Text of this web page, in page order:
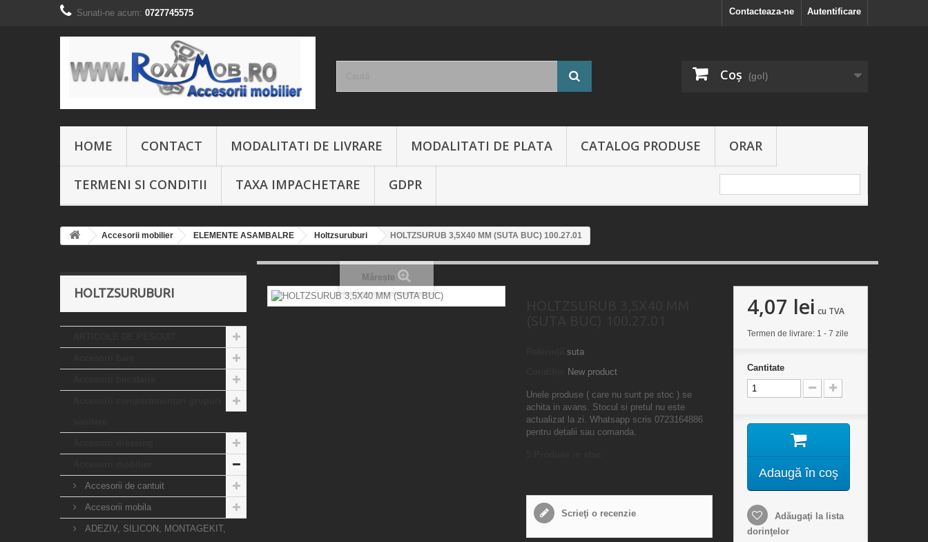
Autentificare
Contacteaza-ne
Sunati-ne acum: 0727745575
Coş (gol)
HOME CONTACT MODALITATI DE LIVRARE MODALITATI DE PLATA CATALOG PRODUSE ORAR
TERMENI SI CONDITII TAXA IMPACHETARE GDPR
Accesorii mobilier ELEMENTE ASAMBALRE Holtzsuruburi HOLTZSURUB 3,5X40 MM (SUTA BUC) 100.27.01
HOLTZSURUBURI
Accesorii de cantuit
Accesorii mobila
ADEZIV, SILICON, MONTAGEKIT,
Mărește
suta
New product
Unele produse ( care nu sunt pe stoc ) se
achita in avans. Stocul si pretul nu este
actualizat la zi. Whatsapp scris 0723164886
pentru detalii sau comanda.
Scrieţi o recenzie
4,07 lei cu TVA
Termen de livrare: 1 - 7 zile
Cantitate
Adaugă în coş
Adăugaţi la lista
dorinţelor